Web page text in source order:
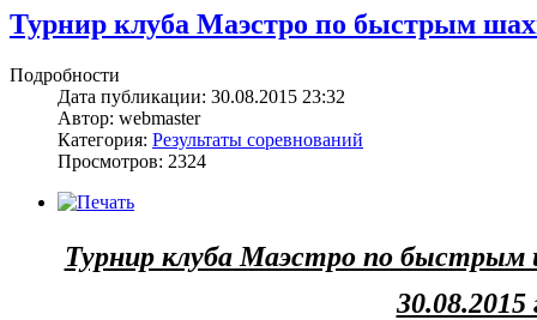
Турнир клуба Маэстро по быстрым
Подробности
Дата публикации: 30.08.2015 23:32
Автор: webmaster
Категория: Результаты соревнований
Просмотров: 2324
Турнир клуба Маэстро по быстрым
30.08.2015